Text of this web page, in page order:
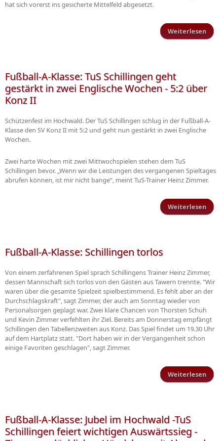
hat sich vorerst ins gesicherte Mittelfeld abgesetzt.
Weiterlesen
Fußball-A-Klasse: TuS Schillingen geht
gestärkt in zwei Englische Wochen - 5:2 über
Konz II
Schützenfest im Hochwald. Der TuS Schillingen schlug in der Fußball-A-
Klasse den SV Konz II mit 5:2 und geht nun gestärkt in zwei Englische
Wochen.
Zwei harte Wochen mit zwei Mittwochspielen stehen dem TuS
Schillingen bevor. „Wenn wir die Leistungen des vergangenen Spieltages
abrufen können, ist mir nicht bange“, meint TuS-Trainer Heinz Zimmer.
Weiterlesen
Fußball-A-Klasse: Schillingen torlos
Von einem zerfahrenen Spiel sprach Schillingens Trainer Heinz Zimmer,
dessen Mannschaft sich torlos von den Gästen aus Tawern trennte. "Wir
waren über die gesamte Spielzeit spielbestimmend. Es fehlt aber an der
Durchschlagskraft", sagt Zimmer, der auch am Sonntag wieder von
Personalsorgen geplagt war. Zwei klare Chancen von Thorsten Schuh
und Kevin Zimmer verfehlten ihr Ziel. Bereits am Donnerstag empfängt
Schillingen den Tabellenzweiten aus Konz. Das Spiel findet um 19.30 Uhr
auf dem Hartplatz statt. "Dort haben wir in der Vergangenheit schon
einige Favoriten geschlagen", sagt Zimmer.
Weiterlesen
Fußball-A-Klasse: Jubel im Hochwald -TuS
Schillingen feiert wichtigen Auswärtssieg -